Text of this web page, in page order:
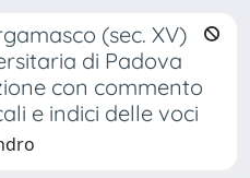
(sec. XV)
di Padova
con commento
e indici delle voci